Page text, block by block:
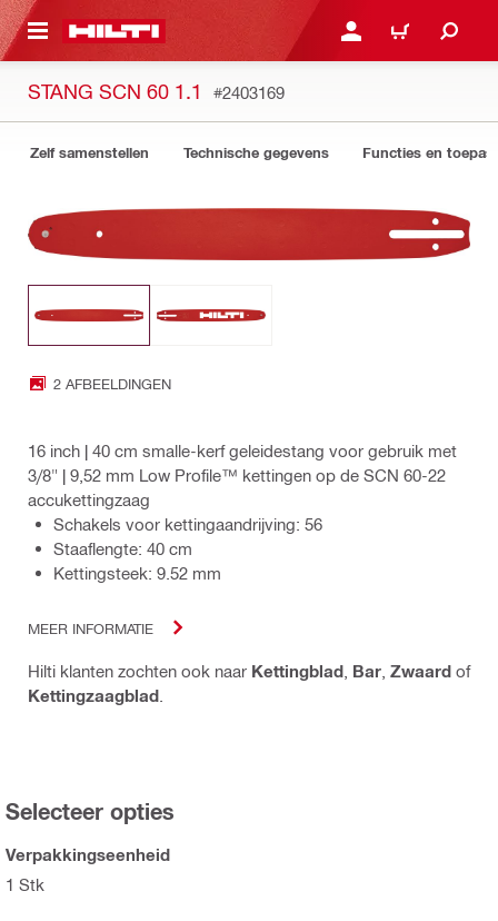
HOOFDINHOUD AANMELDEN OF
WINKELWAGEN
STANG SCN 60 1.1 #2403169
Zelf samenstellen Technische gegevens Functies en
2 AFBEELDINGEN
16 inch | 40 cm smalle-kerf geleidestang voor gebruik met
3/8" | 9,52 mm Low Profile™ kettingen op de SCN 60-22
accukettingzaag
Schakels voor kettingaandrijving: 56
Staaflengte: 40 cm
Kettingsteek: 9.52 mm
MEER INFORMATIE
Hilti klanten zochten ook naar Kettingblad Bar Zwaard of
Kettingzaagblad
Selecteer opties
Verpakkingseenheid
1 Stk